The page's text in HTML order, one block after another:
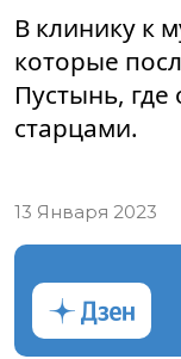
В клинику к
которые
Пустынь,
старцами.
13 Января 2023